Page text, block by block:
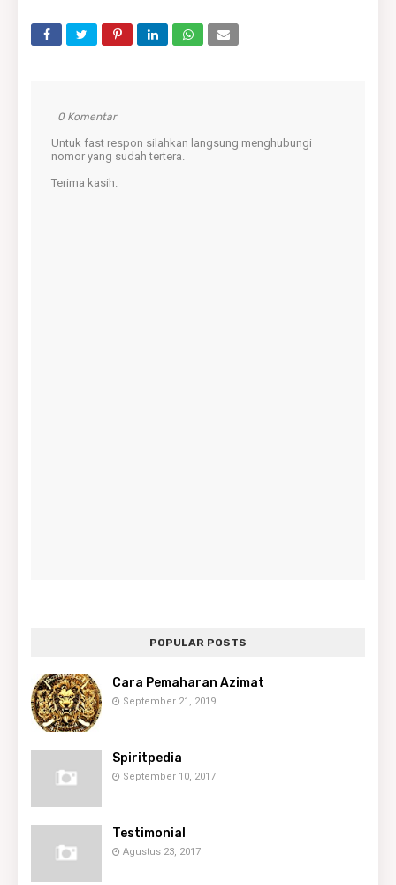
0 Komentar
Untuk fast respon silahkan langsung menghubungi
nomor yang sudah tertera.
Terima kasih.
POPULAR POSTS
Cara Pemaharan Azimat
September 21, 2019
Spiritpedia
September 10, 2017
Testimonial
Agustus 23, 2017